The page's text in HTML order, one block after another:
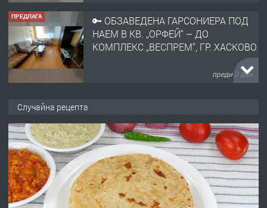
ПРЕДЛАГА
🔑 ОБЗАВЕДЕНА ГАРСОНИЕРА ПОД
НАЕМ В КВ. „ОРФЕЙ“ – ДО
КОМПЛЕКС „ВЕСПРЕМ“, ГР. ХАСКОВО
преди 2 дни
АПАРТАМЕНТ В ЦЕНТЪРА НА ГР.
ХАСКОВО
преди 3 дни
ПРЕДЛАГА Давам гараж под наем
Случайна рецепта